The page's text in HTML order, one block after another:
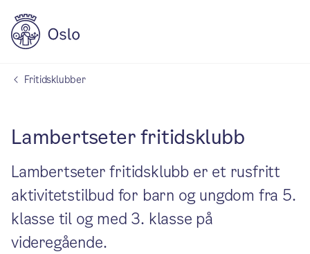
Fritidsklubber
Lambertseter fritidsklubb
Lambertseter fritidsklubb er et rusfritt
aktivitetstilbud for barn og ungdom fra 5.
klasse til og med 3. klasse på
videregående.